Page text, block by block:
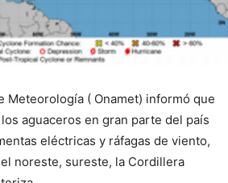
Meteorología ( Onamet) informó que
aguaceros en gran parte del país
eléctricas y ráfagas de viento,
noreste, sureste, la Cordillera